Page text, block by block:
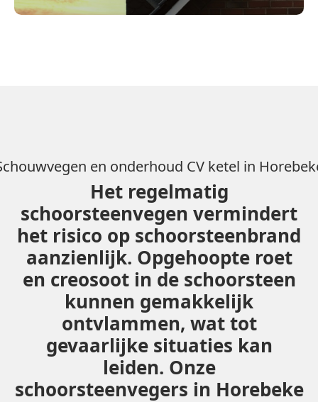
en onderhoud CV ketel in
Het regelmatig
schoorsteenvegen vermindert
het risico op schoorsteenbrand
aanzienlijk. Opgehoopte roet
en creosoot in de schoorsteen
kunnen gemakkelijk
ontvlammen, wat tot
gevaarlijke situaties kan
leiden. Onze
schoorsteenvegers in Horebeke